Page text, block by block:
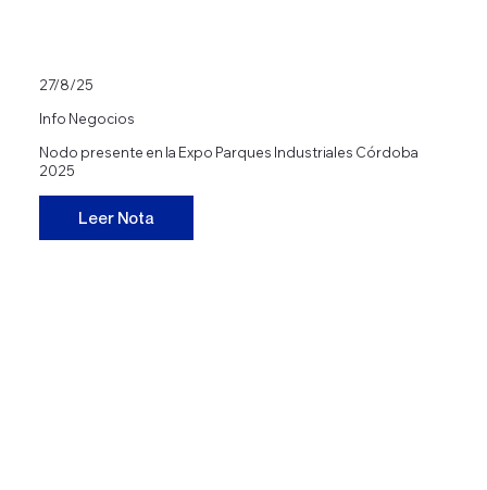
27/8/25
Info Negocios
Nodo presente en la Expo Parques Industriales Córdoba
2025
Leer Nota